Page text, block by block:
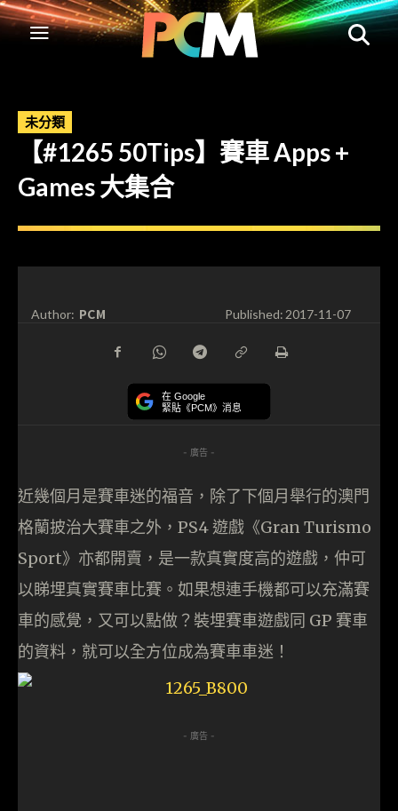
未分類
【#1265 50Tips】賽車 Apps +
Games 大集合
Author: PCM Published:2017-11-07
在 Google
緊貼《PCM》消息
- 廣告 -
近幾個月是賽車迷的福音，除了下個月舉行的澳門
格蘭披治大賽車之外，PS4 遊戲《Gran Turismo
Sport》亦都開賣，是一款真實度高的遊戲，仲可
以睇埋真實賽車比賽。如果想連手機都可以充滿賽
車的感覺，又可以點做？裝埋賽車遊戲同 GP 賽車
的資料，就可以全方位成為賽車車迷！
- 廣告 -